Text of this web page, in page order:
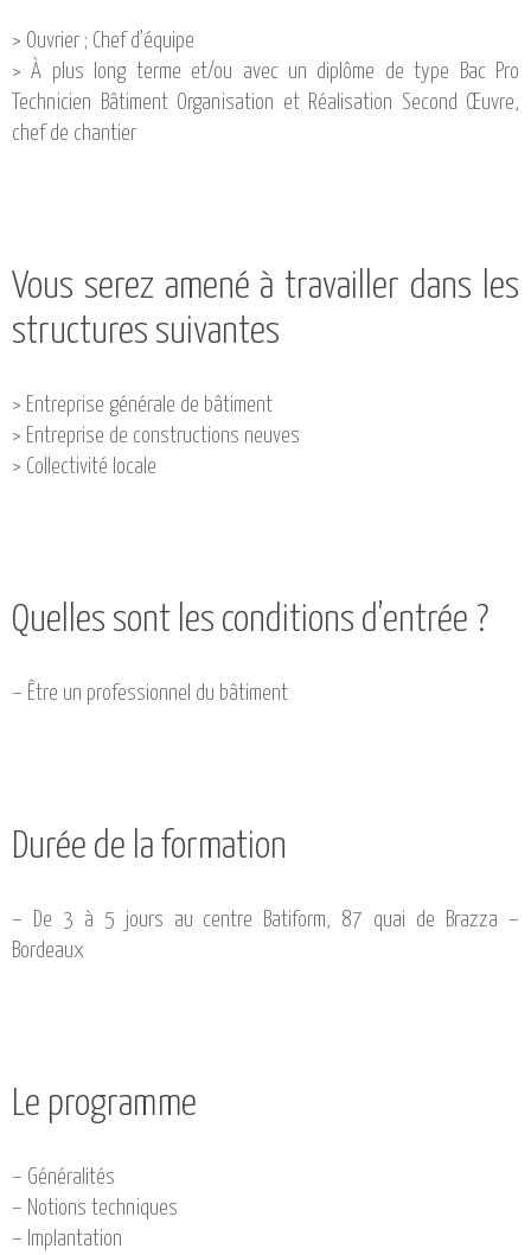
> Ouvrier ; Chef d’équipe
> À plus long terme et/ou avec un diplôme de type Bac Pro
Technicien Bâtiment Organisation et Réalisation Second Œuvre,
chef de chantier
Vous serez amené à travailler dans les
structures suivantes
> Entreprise générale de bâtiment
> Entreprise de constructions neuves
> Collectivité locale
Quelles sont les conditions d’entrée ?
– Être un professionnel du bâtiment
Durée de la formation
– De 3 à 5 jours au centre Batiform, 87 quai de Brazza –
Bordeaux
Le programme
– Généralités
– Notions techniques
– Implantation